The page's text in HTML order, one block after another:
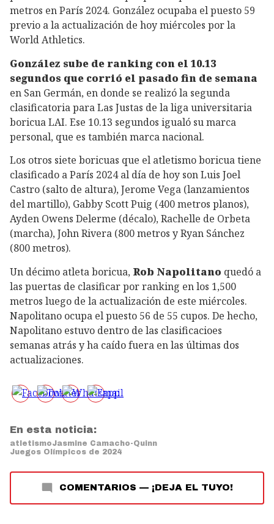
metros en París 2024. González ocupaba el puesto 59
previo a la actualización de hoy miércoles por la
World Athletics.
González sube de ranking con el 10.13
segundos que corrió el pasado fin de semana
en San Germán, en donde se realizó la segunda
clasificatoria para Las Justas de la liga universitaria
boricua LAI. Ese 10.13 segundos igualó su marca
personal, que es también marca nacional.
Los otros siete boricuas que el atletismo boricua tiene
clasificado a París 2024 al día de hoy son Luis Joel
Castro (salto de altura), Jerome Vega (lanzamientos
del martillo), Gabby Scott Puig (400 metros planos),
Ayden Owens Delerme (décalo), Rachelle de Orbeta
(marcha), John Rivera (800 metros y Ryan Sánchez
(800 metros).
Un décimo atleta boricua, Rob Napolitano quedó a
las puertas de clasificar por ranking en los 1,500
metros luego de la actualización de este miércoles.
Napolitano ocupa el puesto 56 de 55 cupos. De hecho,
Napolitano estuvo dentro de las clasificacioes
semanas atrás y ha caído fuera en las últimas dos
actualizaciones.
En esta noticia:
atletismoJasmine Camacho-Quinn
Juegos Olímpicos de 2024
COMENTARIOS — ¡DEJA EL TUYO!